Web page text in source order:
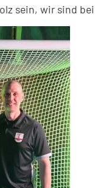
sein, wir sind